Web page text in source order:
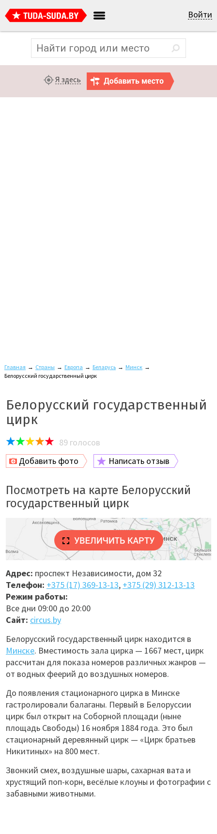
Войти
Я здесь
Главная → Страны → Европа → Беларусь → Минск →
Белорусский государственный цирк
Белорусский государственный
цирк
89 голосов
Добавить фото
Написать отзыв
Посмотреть на карте Белорусский
государственный цирк
Адрес: проспект Независимости, дом 32
Телефон: +375 (17) 369-13-13, +375 (29) 312-13-13
Режим работы:
Все дни 09:00 до 20:00
Сайт: circus.by
Белорусский государственный цирк находится в
Минске. Вместимость зала цирка — 1667 мест, цирк
рассчитан для показа номеров различных жанров —
от водных феерий до воздушных номеров.
До появления стационарного цирка в Минске
гастролировали балаганы. Первый в Белоруссии
цирк был открыт на Соборной площади (ныне
площадь Свободы) 16 ноября 1884 года. Это был
стационарный деревянный цирк — «Цирк братьев
Никитиных» на 800 мест.
Звонкий смех, воздушные шары, сахарная вата и
хрустящий поп-корн, весёлые клоуны и фотографии с
забавными животными.